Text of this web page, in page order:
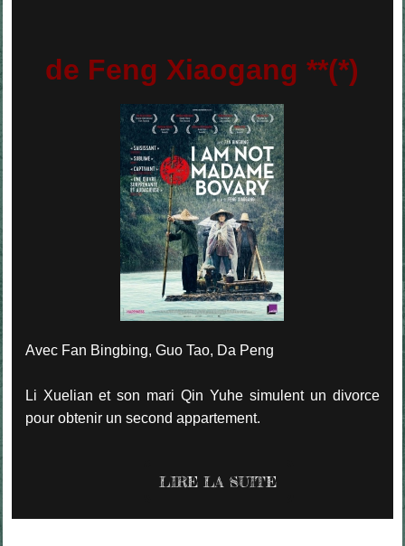
de Feng Xiaogang **(*)
Avec Fan Bingbing, Guo Tao, Da Peng
Li Xuelian et son mari Qin Yuhe simulent un divorce
pour obtenir un second appartement.
LIRE LA SUITE